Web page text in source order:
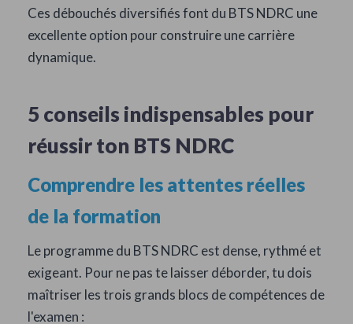
Ces débouchés diversifiés font du BTS NDRC une
excellente option pour construire une carrière
dynamique.
5 conseils indispensables pour
réussir ton BTS NDRC
Comprendre les attentes réelles
de la formation
Le programme du BTS NDRC est dense, rythmé et
exigeant. Pour ne pas te laisser déborder, tu dois
maîtriser les trois grands blocs de compétences de
l'examen :